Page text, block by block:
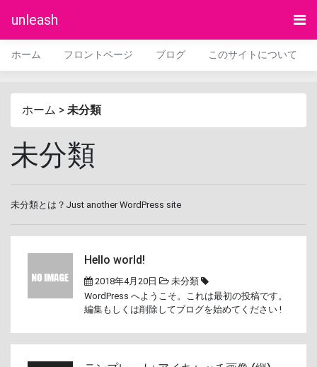
unleash
ホーム フロントページ ブログ このサイトについて
ホーム > 未分類
未分類
未分類とは？Just another WordPress site
Hello world!
2018年4月20日
未分類
WordPress へようこそ。これは最初の投稿です。
編集もしくは削除してブログを始めてください !